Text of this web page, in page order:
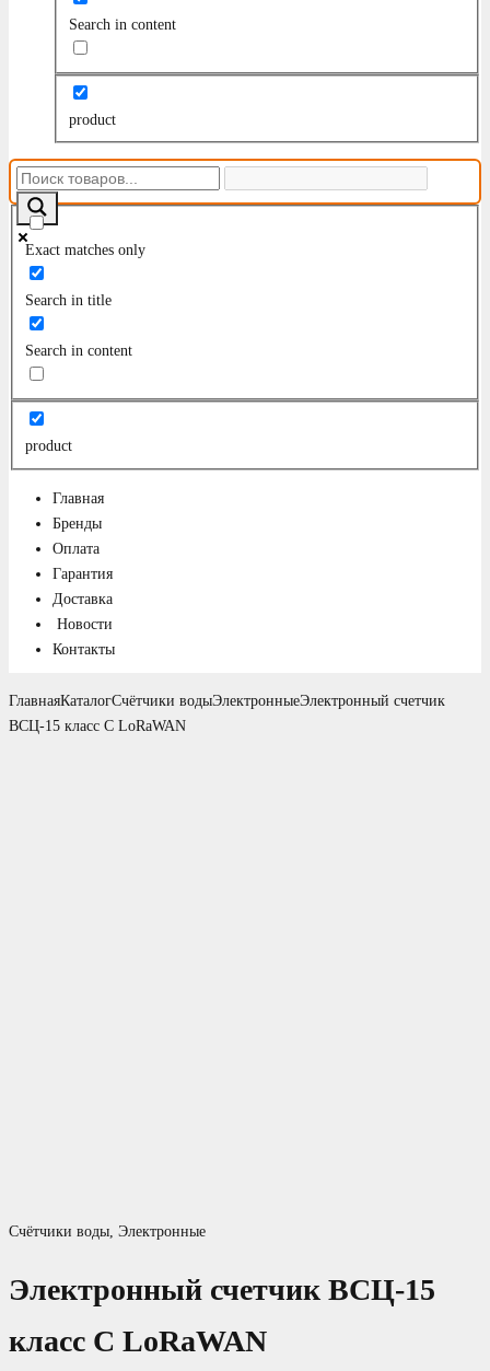
Search in content
product
Exact matches only
Search in title
Search in content
product
Главная
Бренды
Оплата
Гарантия
Доставка
Новости
Контакты
ГлавнаяКаталогСчётчики водыЭлектронныеЭлектронный счетчик
ВСЦ-15 класс С LoRaWAN
Счётчики воды Электронные
Электронный счетчик ВСЦ-15
класс С LoRaWAN